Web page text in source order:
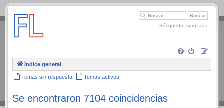
.
Búsqueda avanzada
Índice general
Temas sin respuesta Temas activos
Se encontraron 7104 coincidencias